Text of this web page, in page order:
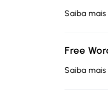
Saiba mais
Free
Saiba mais